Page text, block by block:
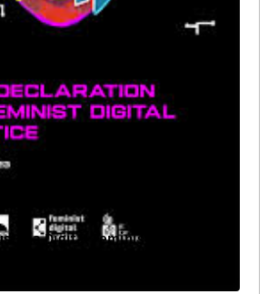
Digital Feminista